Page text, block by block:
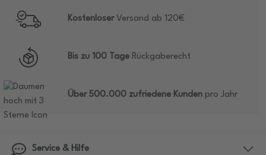
KostenloserVersand ab 120€
Bis zu 100 Tage Rückgaberecht
Über 500.000 zufriedene Kunden pro Jahr
Service & Hilfe